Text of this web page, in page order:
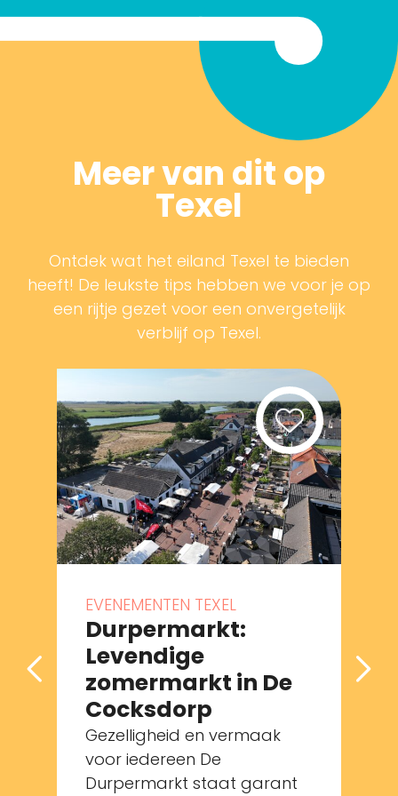
Meer van dit op
Texel
Ontdek wat het eiland Texel te bieden
heeft! De leukste tips hebben we voor je op
een rijtje gezet voor een onvergetelijk
verblijf op Texel.
EVENEMENTEN TEXEL
Durpermarkt:
Levendige
zomermarkt in De
Cocksdorp
Gezelligheid en vermaak
voor iedereen De
Durpermarkt staat garant